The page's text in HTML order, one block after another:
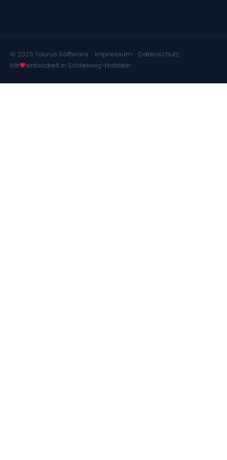
© 2026 Taurus Software · Impressum · Datenschutz
Mit
entwickelt in Schleswig-Holstein